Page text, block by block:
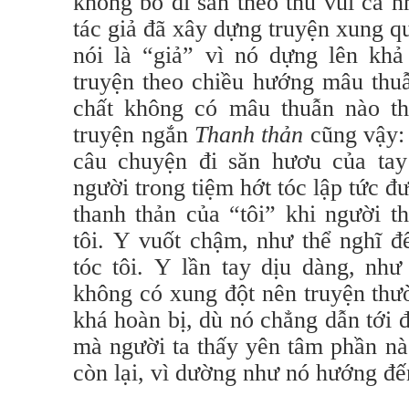
tác giả đã xây dựng truyện xung
nói là “giả” vì nó dựng lên
truyện theo chiều hướng mâu
chất không có mâu thuẫn nào
truyện ngắn Thanh thản cũng
câu chuyện đi săn hươu của
người trong tiệm hớt tóc lập tức
thanh thản của “tôi” khi người
tôi. Y vuốt chậm, như thể nghĩ
tóc tôi. Y lần tay dịu dàng,
không có xung đột nên truyện
khá hoàn bị, dù nó chẳng dẫn tới
mà người ta thấy yên tâm phần
còn lại, vì dường như nó hướng